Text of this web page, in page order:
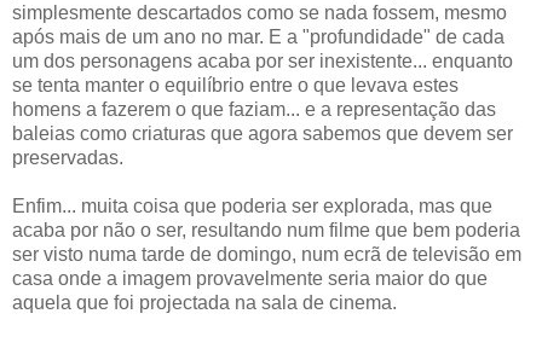
simplesmente descartados como se nada fossem, mesmo
após mais de um ano no mar. E a "profundidade" de cada
um dos personagens acaba por ser inexistente... enquanto
se tenta manter o equilíbrio entre o que levava estes
homens a fazerem o que faziam... e a representação das
baleias como criaturas que agora sabemos que devem ser
preservadas.
Enfim... muita coisa que poderia ser explorada, mas que
acaba por não o ser, resultando num filme que bem poderia
ser visto numa tarde de domingo, num ecrã de televisão em
casa onde a imagem provavelmente seria maior do que
aquela que foi projectada na sala de cinema.